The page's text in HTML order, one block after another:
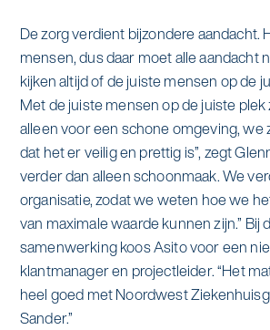
De zorg verdient bijzondere aandacht.
mensen, dus daar moet alle aandacht
kijken altijd of de juiste mensen op de
Met de juiste mensen op de juiste
alleen voor een schone omgeving, we
dat het er veilig en prettig is”, zegt
verder dan alleen schoonmaak. We
organisatie, zodat we weten hoe we
van maximale waarde kunnen zijn.”
samenwerking koos Asito voor een
klantmanager en projectleider. “Het
heel goed met Noordwest
Sander.”